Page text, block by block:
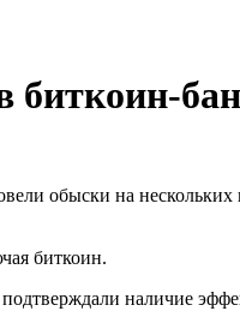
биткоин-
обыски на нескольких
биткоин.
наличие